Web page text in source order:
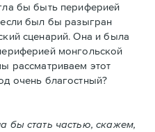
бы быть периферией
был бы разыгран
сценарий. Она и была
монгольской
рассматриваем этот
очень благостный?
бы стать частью, скажем,